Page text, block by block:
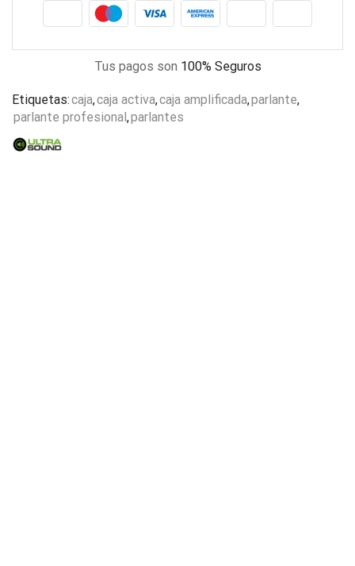
Tus pagos son 100% Seguros
Etiquetas:caja,caja activa,caja amplificada,parlante,
parlante profesional,parlantes